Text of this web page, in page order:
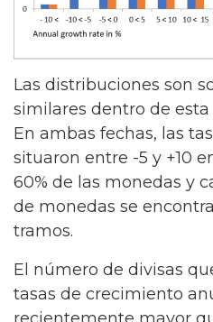
Las distribuciones son
similares dentro de
En ambas fechas, las
situaron entre -5 y +10
60% de las monedas y
de monedas se
tramos.
El número de divisas
tasas de crecimiento